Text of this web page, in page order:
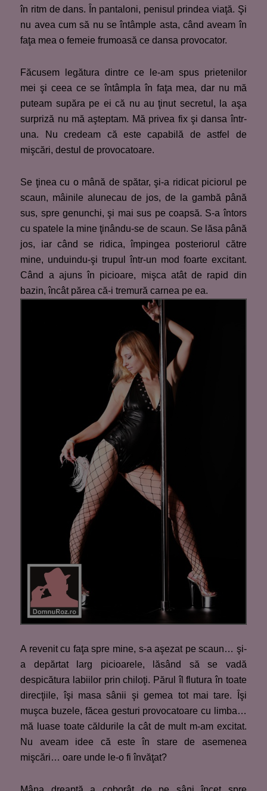
în ritm de dans. În pantaloni, penisul prindea viaţă. Şi
nu avea cum să nu se întâmple asta, când aveam în
faţa mea o femeie frumoasă ce dansa provocator.
Făcusem legătura dintre ce le-am spus prietenilor
mei şi ceea ce se întâmpla în faţa mea, dar nu mă
puteam supăra pe ei că nu au ţinut secretul, la aşa
surpriză nu mă aşteptam. Mă privea fix şi dansa într-
una. Nu credeam că este capabilă de astfel de
mişcări, destul de provocatoare.
Se ţinea cu o mână de spătar, şi-a ridicat piciorul pe
scaun, mâinile alunecau de jos, de la gambă până
sus, spre genunchi, şi mai sus pe coapsă. S-a întors
cu spatele la mine ţinându-se de scaun. Se lăsa până
jos, iar când se ridica, împingea posteriorul către
mine, unduindu-şi trupul într-un mod foarte excitant.
Când a ajuns în picioare, mişca atât de rapid din
bazin, încât părea că-i tremură carnea pe ea.
A revenit cu faţa spre mine, s-a aşezat pe scaun… şi-
a depărtat larg picioarele, lăsând să se vadă
despicătura labiilor prin chiloţi. Părul îl flutura în toate
direcţiile, îşi masa sânii şi gemea tot mai tare. Îşi
muşca buzele, făcea gesturi provocatoare cu limba…
mă luase toate căldurile la cât de mult m-am excitat.
Nu aveam idee că este în stare de asemenea
mişcări… oare unde le-o fi învăţat?